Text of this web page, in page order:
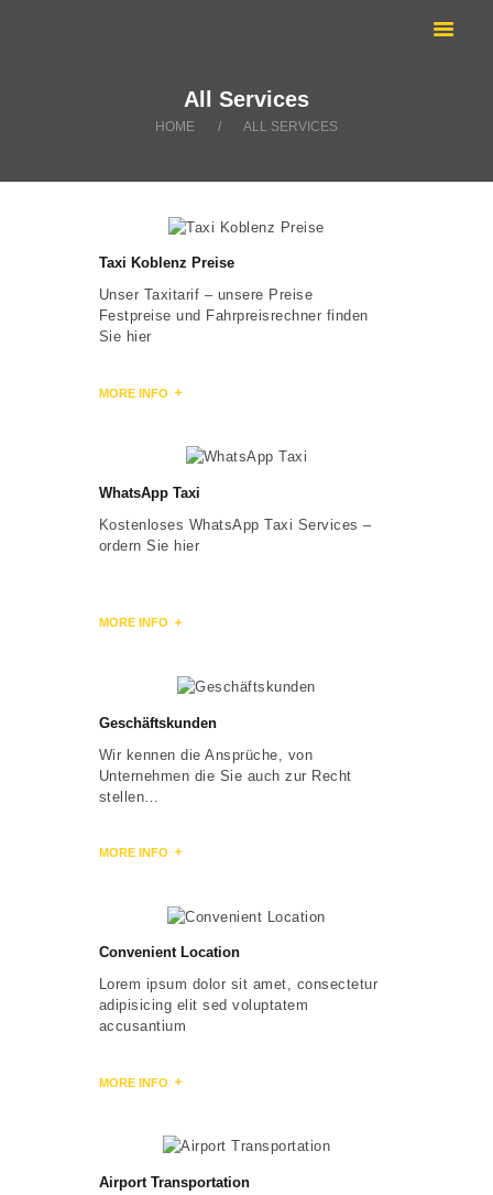
All Services
HOME ALL SERVICES
KRANKENFAHRTEN
BLOG
Taxi Koblenz Preise
Unser Taxitarif – unsere Preise
Festpreise und Fahrpreisrechner finden
Sie hier
MORE INFO
WhatsApp Taxi
Kostenloses WhatsApp Taxi Services –
ordern Sie hier
MORE INFO
Geschäftskunden
Wir kennen die Ansprüche, von
Unternehmen die Sie auch zur Recht
stellen…
MORE INFO
Convenient Location
Lorem ipsum dolor sit amet, consectetur
adipisicing elit sed voluptatem
accusantium
MORE INFO
Airport Transportation